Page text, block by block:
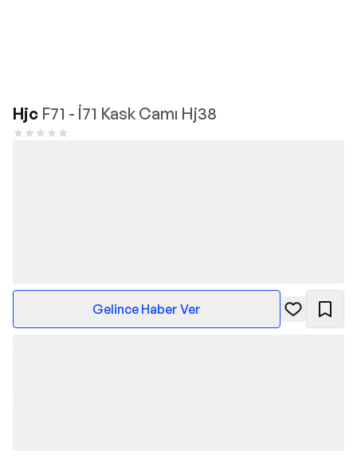
Hjc F71 - İ71 Kask Camı Hj38
Gelince Haber Ver